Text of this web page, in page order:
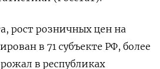
рост розничных цен на
в 71 субъекте РФ, более
в республиках